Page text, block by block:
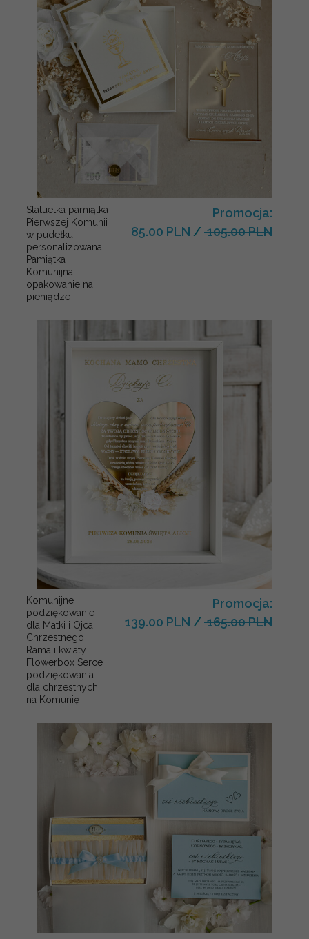
Statuetka pamiątka
Pierwszej Komunii
w pudełku,
personalizowana
Pamiątka
Komunijna
opakowanie na
pieniądze
Promocja:
85.00 PLN / 105.00 PLN
Komunijne
podziękowanie
dla Matki i Ojca
Chrzestnego
Rama i kwiaty ,
Flowerbox Serce
podziękowania
dla chrzestnych
na Komunię
Promocja:
139.00 PLN / 165.00 PLN